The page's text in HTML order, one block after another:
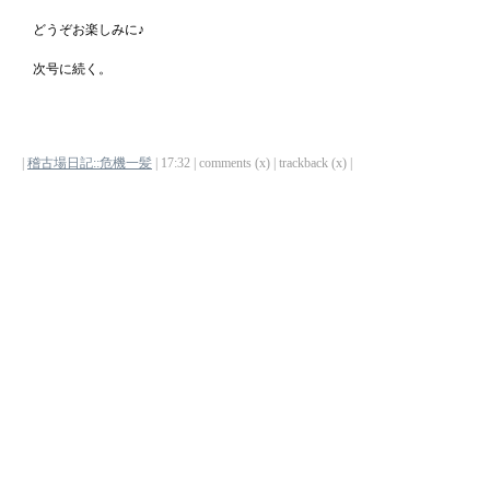
どうぞお楽しみに♪
次号に続く。
稽古場日記::危機一髪 | 17:32 | comments (x) | trackback (x) |